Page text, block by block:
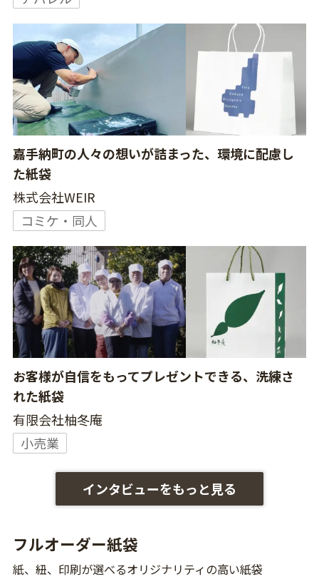
嘉手納町の人々の想いが詰まった、環境に配慮し
た紙袋
株式会社WEIR
コミケ・同人
お客様が自信をもってプレゼントできる、洗練さ
れた紙袋
有限会社柚冬庵
小売業
インタビューをもっと見る
フルオーダー紙袋
紙、紐、印刷が選べるオリジナリティの高い紙袋